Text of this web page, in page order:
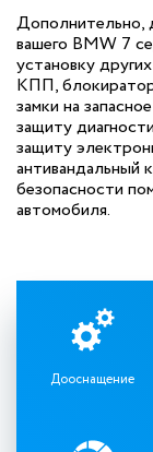
Дополнительно,
вашего BMW 7
установку
КПП, блокиратор
замки на
защиту
защиту
антивандальный
безопасности
автомобиля.
Дооснащение